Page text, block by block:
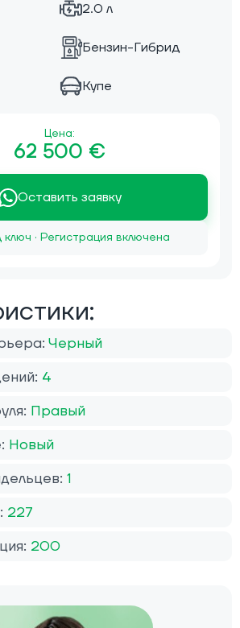
2.0 л
Бензин-Гибрид
Купе
Цена:
62 500 €
Оставить заявку
· Регистрация включена
Черный
4
Правый
Новый
1
227
200